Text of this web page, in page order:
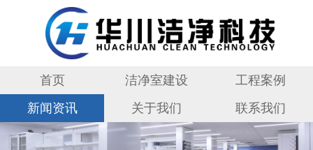
首页 洁净室建设
工程案例
新闻资讯
关于我们 联系我们